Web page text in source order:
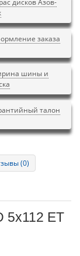
заказа
шины и
талон
(0)
5x112 ET